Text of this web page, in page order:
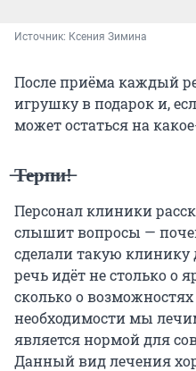
Источник: Ксения Зимина
После приёма каждый
игрушку в подарок и,
может остаться на
̶Т̶е̶р̶п̶и̶!̶
Персонал клиники
слышит вопросы —
сделали такую клинику
речь идёт не столько о
сколько о
необходимости мы
является нормой для
Данный вид лечения